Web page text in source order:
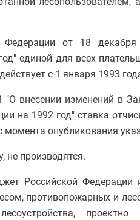
от 18
единой для всех
с 1 января 1993
внесении изменений в
на 1992 год" ставка
опубликования
не производятся.
Российской
противопожарных и